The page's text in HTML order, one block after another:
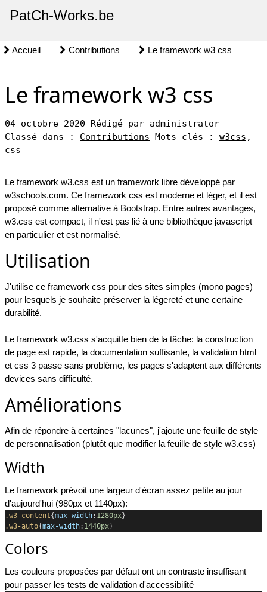
PatCh-Works.be
Accueil Contributions Le framework w3 css
Le framework w3 css
04 octobre 2020 Rédigé par administrator
Classé dans : Contributions Mots clés : w3css ,
css
Le framework w3.css est un framework libre développé par
w3schools.com. Ce framework css est moderne et léger, et il est
proposé comme alternative à Bootstrap. Entre autres avantages,
w3.css est compact, il n'est pas lié à une bibliothèque javascript
en particulier et est normalisé.
Utilisation
J'utilise ce framework css pour des sites simples (mono pages)
pour lesquels je souhaite préserver la légereté et une certaine
durabilité.
Le framework w3.css s'acquitte bien de la tâche: la construction
de page est rapide, la documentation suffisante, la validation html
et css 3 passe sans problème, les pages s'adaptent aux différents
devices sans difficulté.
Améliorations
Afin de répondre à certaines "lacunes", j'ajoute une feuille de style
de personnalisation (plutôt que modifier la feuille de style w3.css)
Width
Le framework prévoit une largeur d'écran assez petite au jour
d'aujourd'hui (980px et 1140px):
.w3-content{max-width: 1280px}
.w3-auto{max-width: 1440px}
Colors
Les couleurs proposées par défaut ont un contraste insuffisant
pour passer les tests de validation d'accessibilité